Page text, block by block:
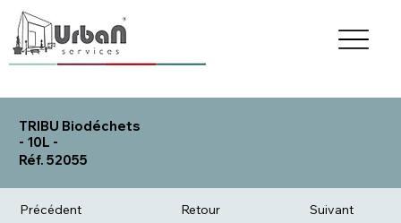
TRIBU Biodéchets
- 10L -
Réf. 52055
Précédent Retour Suivant